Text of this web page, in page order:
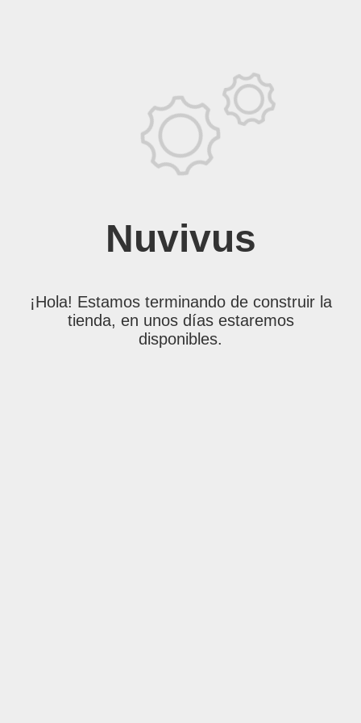
Nuvivus
¡Hola! Estamos terminando de construir la
tienda, en unos días estaremos
disponibles.